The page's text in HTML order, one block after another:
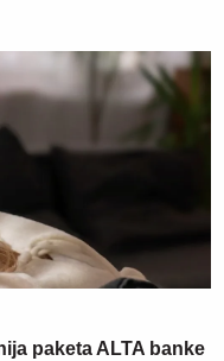
paketa ALTA banke